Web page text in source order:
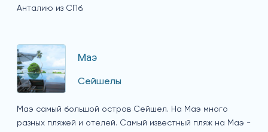
Анталию из СПб.
Маэ
Сейшелы
Маэ самый большой остров Сейшел. На Маэ много
разных пляжей и отелей. Самый известный пляж на Маэ -